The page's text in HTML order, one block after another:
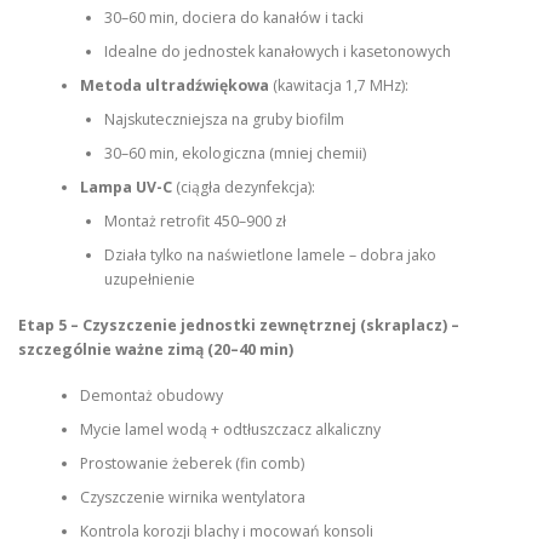
30–60 min, dociera do kanałów i tacki
Idealne do jednostek kanałowych i kasetonowych
Metoda ultradźwiękowa (kawitacja 1,7 MHz):
Najskuteczniejsza na gruby biofilm
30–60 min, ekologiczna (mniej chemii)
Lampa UV-C(ciągła dezynfekcja):
Montaż retrofit 450–900 zł
Działa tylko na naświetlone lamele – dobra jako
uzupełnienie
Etap 5 – Czyszczenie jednostki zewnętrznej (skraplacz) –
szczególnie ważne zimą (20–40 min)
Demontaż obudowy
Mycie lamel wodą + odtłuszczacz alkaliczny
Prostowanie żeberek (fin comb)
Czyszczenie wirnika wentylatora
Kontrola korozji blachy i mocowań konsoli